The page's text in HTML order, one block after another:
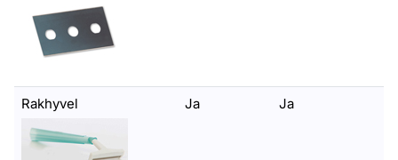
Rakhyvel Ja Ja